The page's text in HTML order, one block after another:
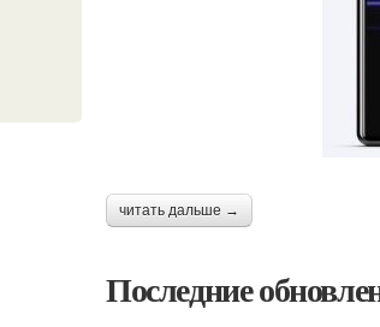
читать дальше →
Последние